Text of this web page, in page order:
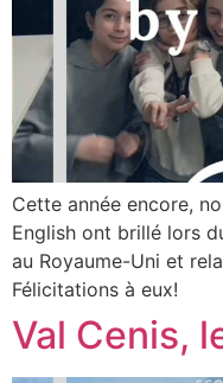
Cette année encore,
English ont brillé lors
au Royaume-Uni et
Félicitations à eux!
Val Cenis,